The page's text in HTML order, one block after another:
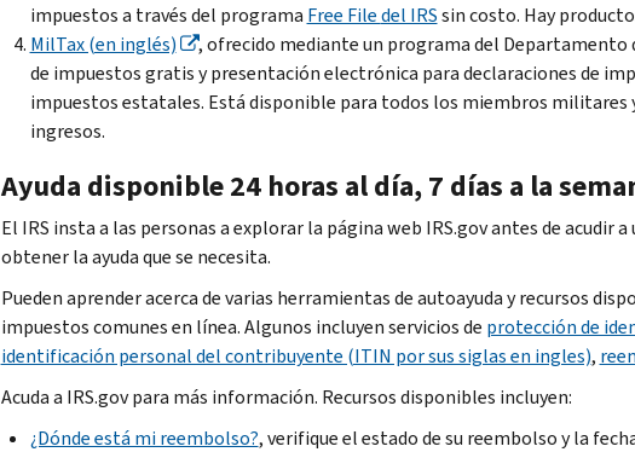
impuestos a través del programa Free Filedel IRSsin costo. Hay
MilTax (en inglés)
, ofrecido mediante un programa del Departamento
de impuestos gratis y presentación electrónica para declaraciones de
impuestos estatales. Está disponible para todos los miembros militares
ingresos.
Ayuda disponible 24 horas al día, 7 días a la
El IRS insta a las personas a explorar la página web IRS.gov antes de acudir
obtener la ayuda que se necesita.
Pueden aprender acerca de varias herramientas de autoayuda y recursos
impuestos comunes en línea. Algunos incluyen servicios de protección de
identificación personal del contribuyente (ITIN por sus siglas en ingles),
Acuda a IRS.gov para más información. Recursos disponibles incluyen:
¿Dónde está mi reembolso?, verifique el estado de su reembolso y la